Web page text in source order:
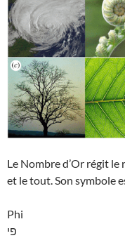
Le Nombre d’Or régit
et le tout. Son symbole
Phi
פי